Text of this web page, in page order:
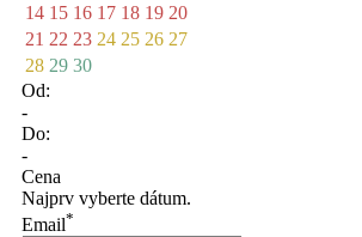
14 15 16 17 18 19 20
21 22 23 24 25 26 27
28 29 30
Od:
-
Do:
-
Cena
Najprv vyberte dátum.
Email*